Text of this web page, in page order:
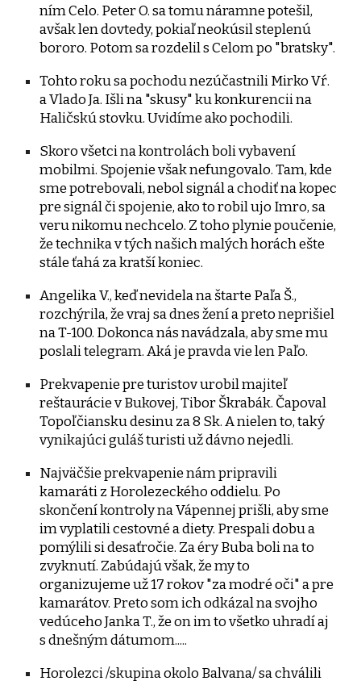
ním Celo. Peter O. sa tomu náramne potešil,
avšak len dovtedy, pokiaľ neokúsil steplenú
bororo. Potom sa rozdelil s Celom po "bratsky".
Tohto roku sa pochodu nezúčastnili Mirko Vŕ.
a Vlado Ja. Išli na "skusy" ku konkurencii na
Haličskú stovku. Uvidíme ako pochodili.
Skoro všetci na kontrolách boli vybavení
mobilmi. Spojenie však nefungovalo. Tam, kde
sme potrebovali, nebol signál a chodiť na kopec
pre signál či spojenie, ako to robil ujo Imro, sa
veru nikomu nechcelo. Z toho plynie poučenie,
že technika v tých našich malých horách ešte
stále ťahá za kratší koniec.
Angelika V., keď nevidela na štarte Paľa Š.,
rozchýrila, že vraj sa dnes žení a preto neprišiel
na T-100. Dokonca nás navádzala, aby sme mu
poslali telegram. Aká je pravda vie len Paľo.
Prekvapenie pre turistov urobil majiteľ
reštaurácie v Bukovej, Tibor Škrabák. Čapoval
Topoľčiansku desinu za 8 Sk. A nielen to, taký
vynikajúci guláš turisti už dávno nejedli.
Najväčšie prekvapenie nám pripravili
kamaráti z Horolezeckého oddielu. Po
skončení kontroly na Vápennej prišli, aby sme
im vyplatili cestovné a diety. Prespali dobu a
pomýlili si desaťročie. Za éry Buba boli na to
zvyknutí. Zabúdajú však, že my to
organizujeme už 17 rokov "za modré oči" a pre
kamarátov. Preto som ich odkázal na svojho
vedúceho Janka T., že on im to všetko uhradí aj
s dnešným dátumom.....
Horolezci /skupina okolo Balvana/ sa chválili